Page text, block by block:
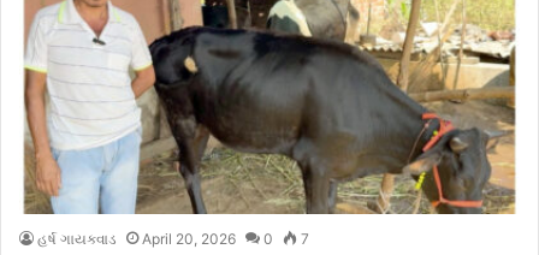
હર્ષ ગાયક્વાડ April 20, 2026 0 7